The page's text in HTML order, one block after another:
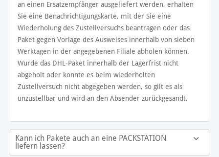
an einen Ersatzempfänger ausgeliefert werden, erhalten
Sie eine Benachrichtigungskarte, mit der Sie eine
Wiederholung des Zustellversuchs beantragen oder das
Paket gegen Vorlage des Ausweises innerhalb von sieben
Werktagen in der angegebenen Filiale abholen können.
Wurde das DHL-Paket innerhalb der Lagerfrist nicht
abgeholt oder konnte es beim wiederholten
Zustellversuch nicht abgegeben werden, so gilt es als
unzustellbar und wird an den Absender zurückgesandt.
Kann ich Pakete auch an eine PACKSTATION
liefern lassen?